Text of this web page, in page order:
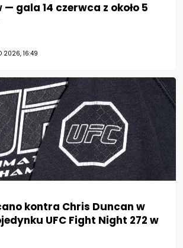
gala 14 czerwca z około 5
2026, 16:49
kontra Chris Duncan w
UFC Fight Night 272 w